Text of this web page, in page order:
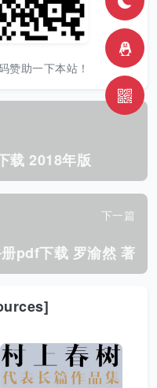
赞助一下本站！
载 2018年版
下一篇
pdf下载 罗渝然 著